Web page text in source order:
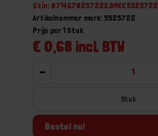
Gtin: 8714678257223,BMKE5525722
Artikelnummer merk: 5525722
€ 0,68 incl. BTW
Prijs per 1 Stuk
-
Bestel nu!